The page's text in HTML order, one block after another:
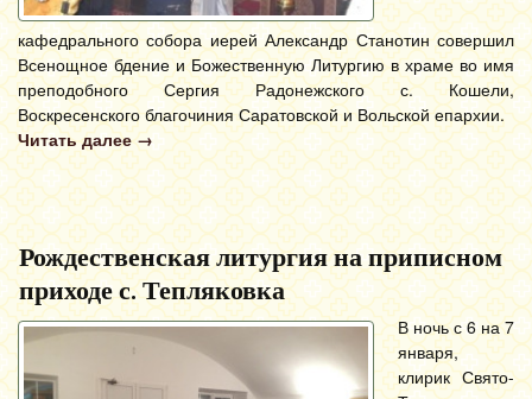
кафедрального собора иерей Александр Станотин совершил
Всенощное бдение и Божественную Литургию в храме во имя
преподобного Сергия Радонежского с. Кошели,
Воскресенского благочиния Саратовской и Вольской епархии.
Читать далее →
Рождественская литургия на приписном
приходе с. Тепляковка
В ночь с 6 на 7
января,
клирик Свято-